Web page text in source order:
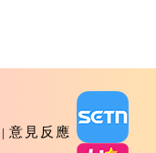
意見反應